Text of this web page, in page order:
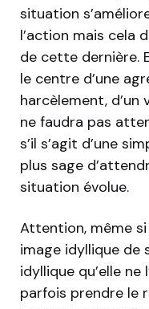
situation
l’action mais cela
de cette dernière.
le centre d’une
harcèlement, d’un
ne faudra pas
s’il s’agit d’une
plus sage
situation évolue.
Attention, même
image idyllique de
idyllique qu’elle
parfois prendre le